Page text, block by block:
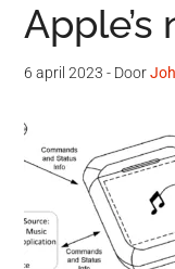
6 april 2023 - Door